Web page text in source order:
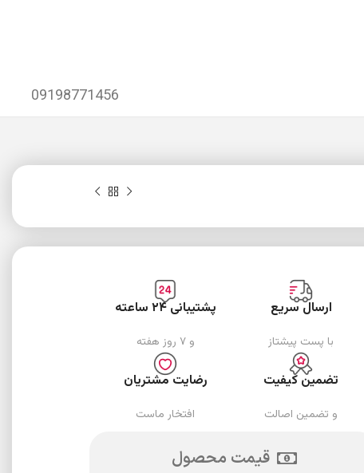
09198771456
ارسال سریع
با پست پیشتاز
پشتیبانی ۲۴ ساعته
و ۷ روز هفته
تضمین کیفیت
و تضمین اصالت
رضایت مشتریان
افتخار ماست
قیمت محصول